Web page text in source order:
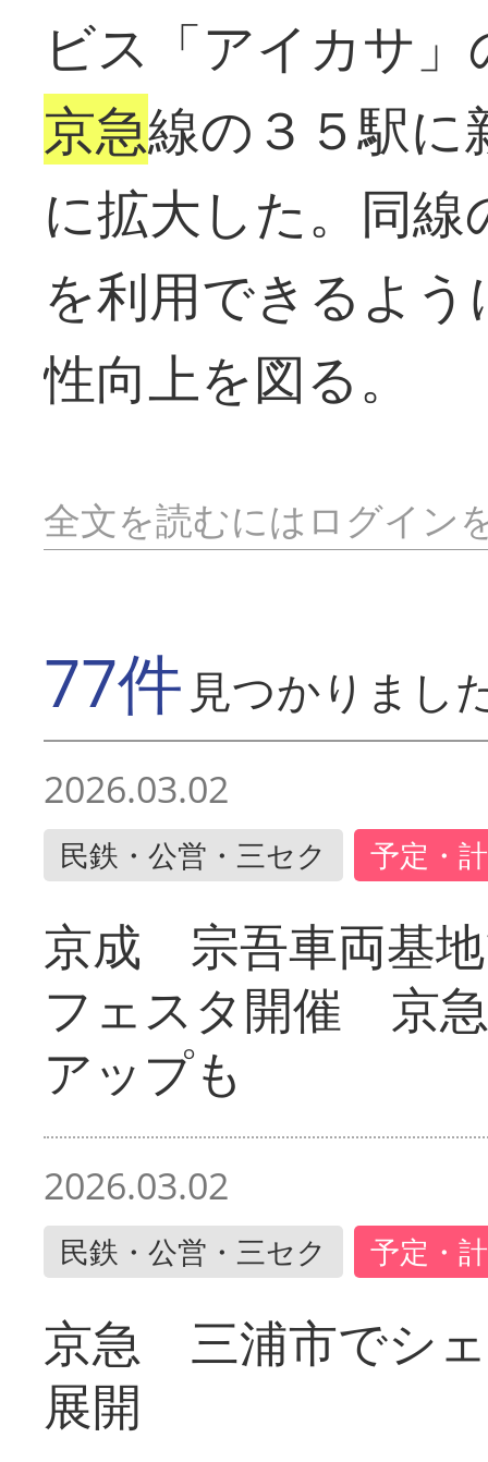
ビス「アイカサ
京急線の３５駅に
に拡大した。同
を利用できるよ
性向上を図る。
全文を読むにはログイン
77件 見つかりまし
2026.03.02
民鉄・公営・三セク 予定・
京成 宗吾車両基
フェスタ開催 京
アップも
2026.03.02
民鉄・公営・三セク 予定・
京急 三浦市でシ
展開